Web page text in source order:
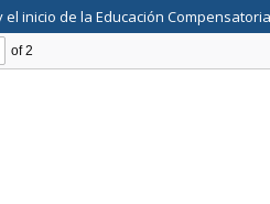
inicio de la Educación Compensatoria